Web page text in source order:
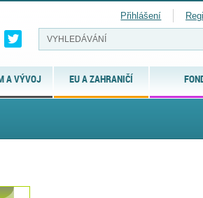
A VÝVOJ EU A ZAHRANIČÍ
Přihlášení